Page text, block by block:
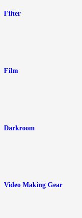
Filter
Film
Darkroom
Video Making Gear